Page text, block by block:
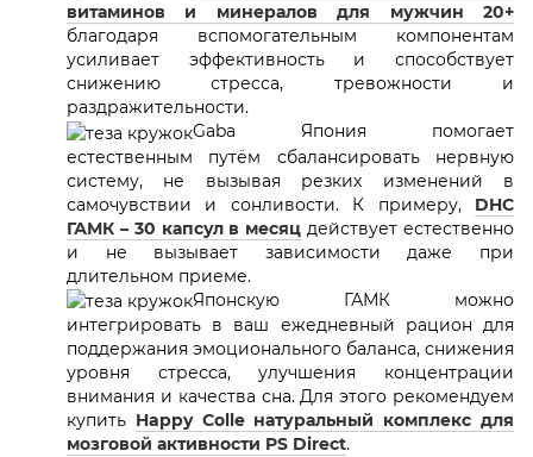
витаминов и минералов для мужчин 20+
благодаря вспомогательным компонентам
усиливает эффективность и способствует
снижению стресса, тревожности и
раздражительности.
Gaba Япония помогает
естественным путём сбалансировать нервную
систему, не вызывая резких изменений в
самочувствии и сонливости. К примеру, DHC
ГАМК – 30 капсул в месяц действует естественно
и не вызывает зависимости даже при
длительном приеме.
Японскую ГАМК можно
интегрировать в ваш ежедневный рацион для
поддержания эмоционального баланса, снижения
уровня стресса, улучшения концентрации
внимания и качества сна. Для этого рекомендуем
купить Happy Colle натуральный комплекс для
мозговой активности PS Direct.